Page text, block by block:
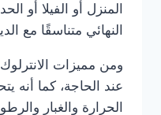
المنزل أو الفيلا أو
النهائي متناسقًا مع
ومن مميزات
عند الحاجة، كما أنه
الحرارة والغبار